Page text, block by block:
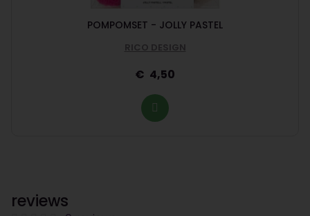
POMPOMSET - JOLLY PASTEL
RICO DESIGN
4,50
reviews